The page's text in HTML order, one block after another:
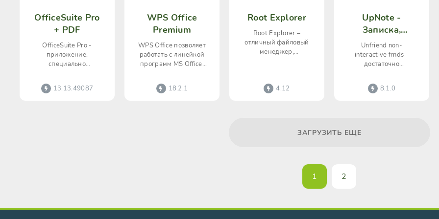
OfficeSuite Pro
+ PDF
OfficeSuite Pro -
приложение,
специально
редактирования,
создания и просмотра
13.13.49087
WPS Office
Premium
WPS Office позволяет
работать с линейкой
программ MS Office,
скопированы на ваше
устройство.
18.2.1
Root Explorer
Root Explorer –
отличный файловый
менеджер,
Важнейшим его
4.12
UpNote -
Записка,
дневник
Unfriend non-
interactive frnds -
достаточно
приложение при
помощи которого
8.1.0
ЗАГРУЗИТЬ ЕЩЕ
1 2